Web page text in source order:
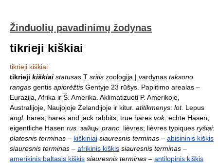
Žinduolių pavadinimų žodynas
tikrieji kiškiai
tikrieji kiškiai
tikrieji kiškiai statusas T sritis zoologija | vardynas taksono
rangas gentis apibrėžtis Gentyje 23 rūšys. Paplitimo arealas –
Eurazija, Afrika ir Š. Amerika. Aklimatizuoti P. Amerikoje,
Australijoje, Naujojoje Zelandijoje ir kitur. atitikmenys: lot. Lepus
angl. hares; hares and jack rabbits; true hares vok. echte Hasen;
eigentliche Hasen rus. зайцы pranc. lièvres; lièvres typiques ryšiai:
platesnis terminas – kiškiniai siauresnis terminas – abisininis kiškis
siauresnis terminas – afrikinis kiškis siauresnis terminas –
amerikinis baltasis kiškis siauresnis terminas – antilopinis kiškis